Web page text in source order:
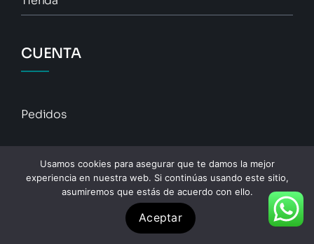
CUENTA
Pedidos
Direcciones
Detalles De La Cuenta
Usamos cookies para asegurar que te damos la mejor
experiencia en nuestra web. Si continúas usando este sitio,
asumiremos que estás de acuerdo con ello.
Aceptar